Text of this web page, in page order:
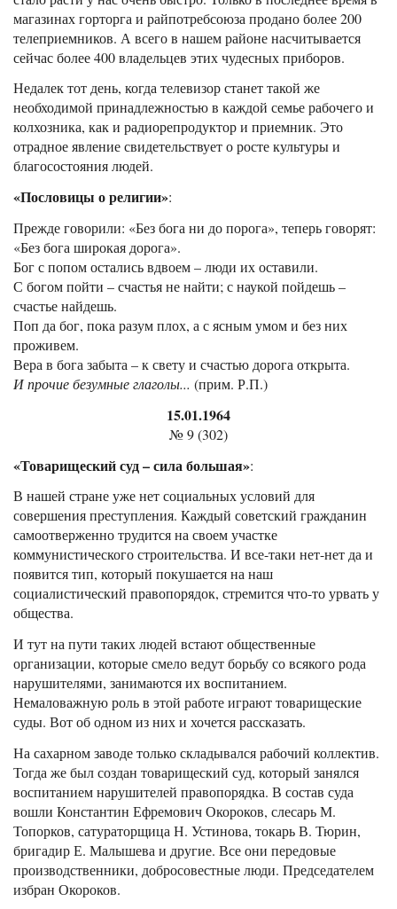
магазинах горторга и райпотребсоюза продано более 200
телеприемников. А всего в нашем районе насчитывается
сейчас более 400 владельцев этих чудесных приборов.
Недалек тот день, когда телевизор станет такой же
необходимой принадлежностью в каждой семье рабочего и
колхозника, как и радиорепродуктор и приемник. Это
отрадное явление свидетельствует о росте культуры и
благосостояния людей.
«Пословицы о религии»:
Прежде говорили: «Без бога ни до порога», теперь говорят:
«Без бога широкая дорога».
Бог с попом остались вдвоем – люди их оставили.
С богом пойти – счастья не найти; с наукой пойдешь –
счастье найдешь.
Поп да бог, пока разум плох, а с ясным умом и без них
проживем.
Вера в бога забыта – к свету и счастью дорога открыта.
И прочие безумные глаголы... (прим. Р.П.)
15.01.1964
№ 9 (302)
«Товарищеский суд – сила большая»:
В нашей стране уже нет социальных условий для
совершения преступления. Каждый советский гражданин
самоотверженно трудится на своем участке
коммунистического строительства. И все-таки нет-нет да и
появится тип, который покушается на наш
социалистический правопорядок, стремится что-то урвать у
общества.
И тут на пути таких людей встают общественные
организации, которые смело ведут борьбу со всякого рода
нарушителями, занимаются их воспитанием.
Немаловажную роль в этой работе играют товарищеские
суды. Вот об одном из них и хочется рассказать.
На сахарном заводе только складывался рабочий коллектив.
Тогда же был создан товарищеский суд, который занялся
воспитанием нарушителей правопорядка. В состав суда
вошли Константин Ефремович Окороков, слесарь М.
Топорков, сатураторщица Н. Устинова, токарь В. Тюрин,
бригадир Е. Малышева и другие. Все они передовые
производственники, добросовестные люди. Председателем
избран Окороков.